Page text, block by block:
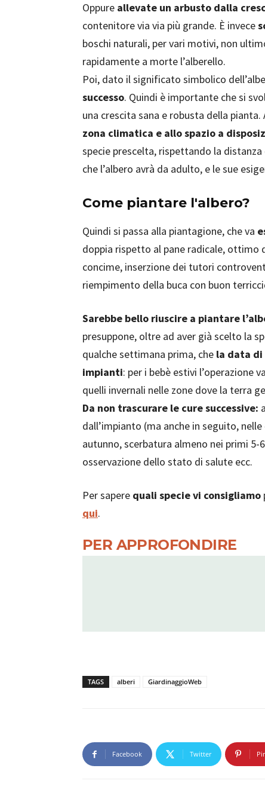
Oppure allevate un arbusto dalla
contenitore via via più grande. È invece
boschi naturali, per vari motivi, non
rapidamente a morte l’alberello.
Poi, dato il significato simbolico
successo. Quindi è importante che si
una crescita sana e robusta della pianta.
zona climatica e allo spazio a
specie prescelta, rispettando la
che l’albero avrà da adulto, e le sue
Come piantare l'albero?
Quindi si passa alla piantagione, che va
doppia rispetto al pane radicale,
concime, inserzione dei tutori
riempimento della buca con buon
Sarebbe bello riuscire a piantare
presuppone, oltre ad aver già scelto la
qualche settimana prima, che la data di
impianti: per i bebè estivi l’operazione
quelli invernali nelle zone dove la terra
Da non trascurare le cure successive:
dall’impianto (ma anche in seguito,
autunno, scerbatura almeno nei primi
osservazione dello stato di salute ecc.
Per sapere quali specie vi consigliamo
qui.
PER APPROFONDIRE
TAGS alberi GiardinaggioWeb
Facebook Twitter